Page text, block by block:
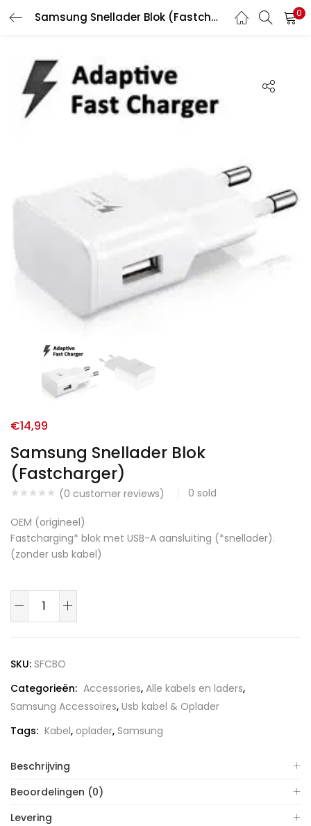
Samsung Snellader Blok (Fastcharger) 0
LOGIN REGISTER
Enter your username and password to login.
Samsung Snellader Blok
(Fastcharger)
(0 customer reviews) 0 sold
€14,99
OEM (origineel)
Fastcharging* blok met USB-A aansluiting (*snellader).
(zonder usb kabel)
Samsung
Blok
aantal
SKU: SFCBO
Categorieën: Accessories, Alle kabels en laders,
Samsung Accessoires, Usb kabel & Oplader
Tags: Kabel, oplader, Samsung
Beschrijving
Beoordelingen (0)
Levering